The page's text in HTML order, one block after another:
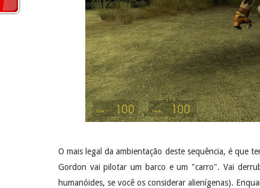
O mais legal da ambientação deste sequência, é que
Gordon vai pilotar um barco e um "carro". Vai
humanóides, se você os considerar alienígenas).